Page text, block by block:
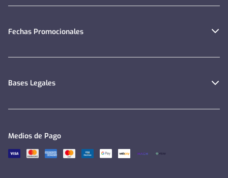
Fechas Promocionales
Bases Legales
Medios de Pago